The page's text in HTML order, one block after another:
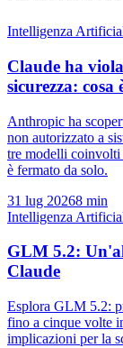
Intelligenza
Claude ha
sicurezza: cosa
Anthropic ha
non autorizzato a
tre modelli coinvolti
è fermato da solo.
31 lug 20268 min
Intelligenza
GLM 5.2:
Claude
Esplora GLM 5.2:
fino a cinque volte
implicazioni per la